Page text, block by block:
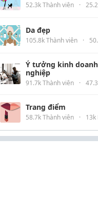
52.3k Thành viên ·
Da đẹp
105.8k Thành viên ·
Ý tưởng kinh
nghiệp
91.7k Thành viên ·
Trang điểm
58.7k Thành viên · 13k